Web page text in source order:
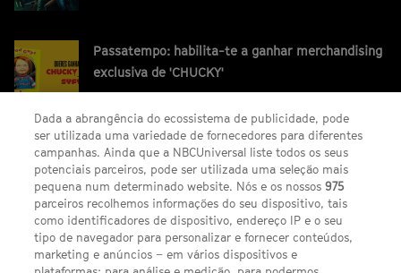
Passatempo: habilita-te a ganhar merchandising
exclusiva de 'CHUCKY'
SEGUE-NOS
FACEBOOK
TWITTER
YOUTUBEINSTAGRAM
LINKS ÚTEIS
Dada a abrangência do ecossistema de publicidade, pode
ser utilizada uma variedade de fornecedores para diferentes
campanhas. Ainda que a NBCUniversal liste todos os seus
potenciais parceiros, pode ser utilizada uma seleção mais
pequena num determinado website. Nós e os nossos975
parceiros recolhemos informações do seu dispositivo, tais
como identificadores de dispositivo, endereço IP e o seu
tipo de navegador para personalizar e fornecer conteúdos,
marketing e anúncios – em vários dispositivos e